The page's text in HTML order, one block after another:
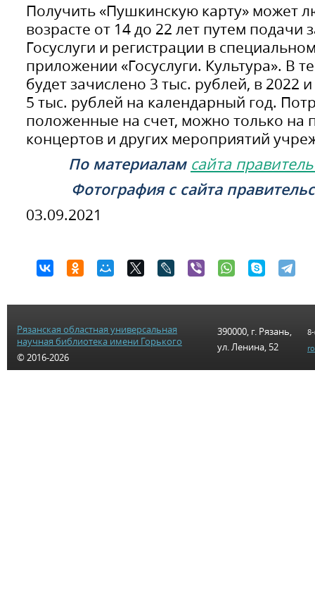
Получить «Пушкинскую карту» может
возрасте от 14 до 22 лет путем подачи
Госуслуги и регистрации в
приложении «Госуслуги. Культура». В
будет зачислено 3 тыс. рублей, в 2022
5 тыс. рублей на календарный год.
положенные на счет, можно только на
концертов и других мероприятий
По материалам сайта
Фотография с сайта
03.09.2021
Рязанская областная универсальная
научная библиотека имени Горького
© 2016-2026
390000, г. Рязань,
ул. Ленина, 52